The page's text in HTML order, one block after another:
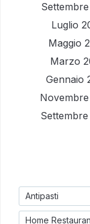
Settembre
Luglio
Maggio
Marzo
Gennaio
Antipasti
Home